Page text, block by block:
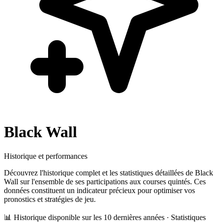
Black Wall
Historique et performances
Découvrez l'historique complet et les statistiques détaillées de Black
Wall sur l'ensemble de ses participations aux courses quintés. Ces
données constituent un indicateur précieux pour optimiser vos
pronostics et stratégies de jeu.
📊 Historique disponible sur les 10 dernières années · Statistiques